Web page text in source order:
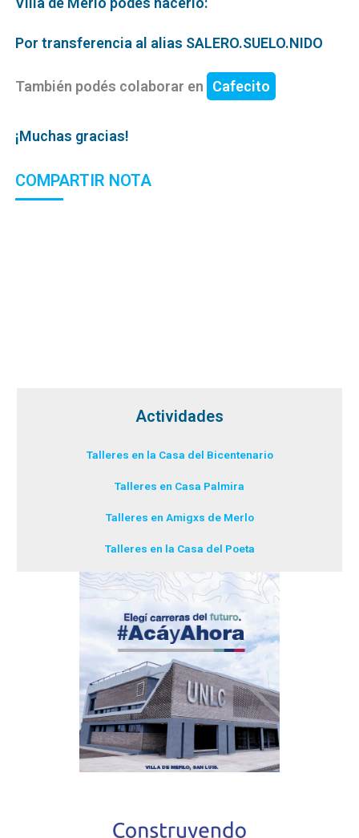
Por transferencia al alias SALERO.SUELO.NIDO
También podés colaborar en Cafecito
¡Muchas gracias!
COMPARTIR NOTA
Actividades
Talleres en la Casa del Bicentenario
Talleres en Casa Palmira
Talleres en Amigxs de Merlo
Talleres en la Casa del Poeta